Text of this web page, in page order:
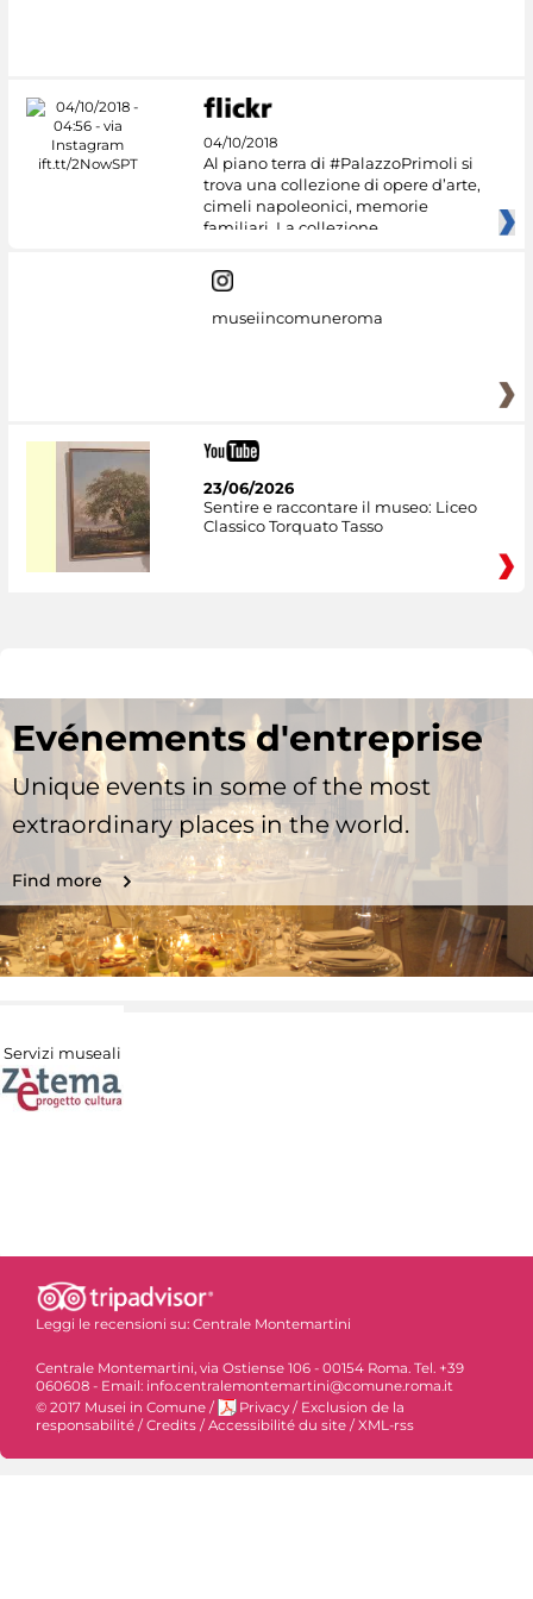
04/10/2018
Al piano terra di #PalazzoPrimoli si
trova una collezione di opere d’arte,
cimeli napoleonici, memorie
familiari. La collezione
museiincomuneroma
23/06/2026
Sentire e raccontare il museo: Liceo
Classico Torquato Tasso
Evénements d'entreprise
Unique events in some of the most
extraordinary places in the world.
Find more
Servizi museali
Leggi le recensioni su: Centrale Montemartini
Centrale Montemartini, via Ostiense 106 - 00154 Roma. Tel. +39
060608 - Email: info.centralemontemartini@comune.roma.it
© 2017 Musei in Comune / Privacy / Exclusion de la
responsabilité /Credits /Accessibilité du site /XML-rss